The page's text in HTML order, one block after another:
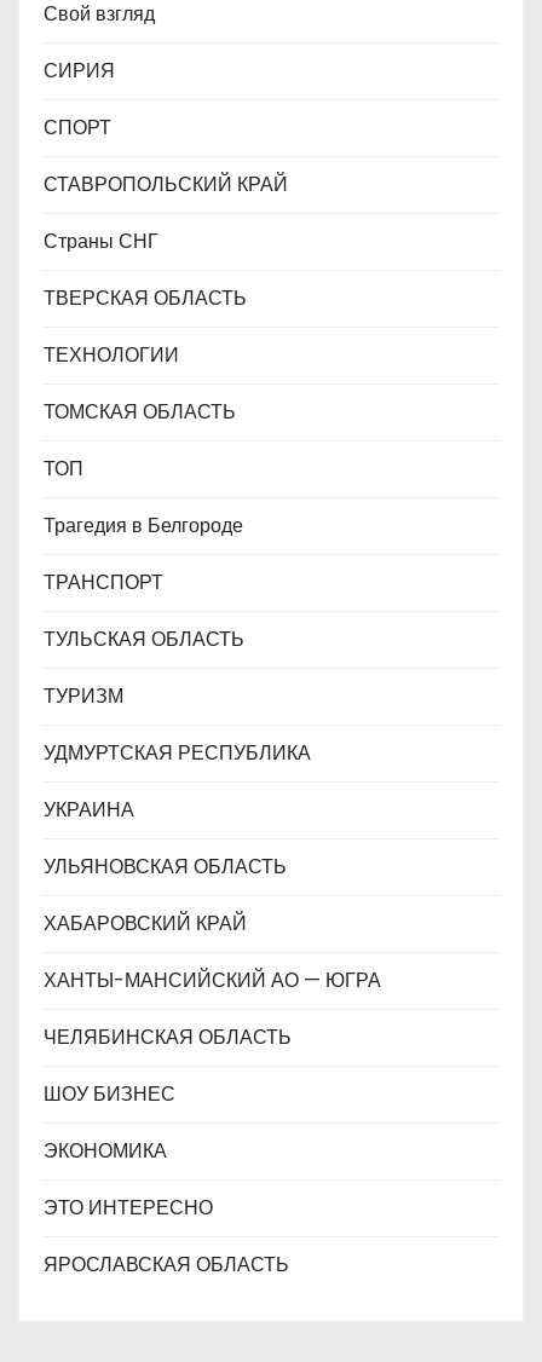
Свой взгляд
СИРИЯ
СПОРТ
СТАВРОПОЛЬСКИЙ КРАЙ
Страны СНГ
ТВЕРСКАЯ ОБЛАСТЬ
ТЕХНОЛОГИИ
ТОМСКАЯ ОБЛАСТЬ
ТОП
Трагедия в Белгороде
ТРАНСПОРТ
ТУЛЬСКАЯ ОБЛАСТЬ
ТУРИЗМ
УДМУРТСКАЯ РЕСПУБЛИКА
УКРАИНА
УЛЬЯНОВСКАЯ ОБЛАСТЬ
ХАБАРОВСКИЙ КРАЙ
ХАНТЫ-МАНСИЙСКИЙ АО — ЮГРА
ЧЕЛЯБИНСКАЯ ОБЛАСТЬ
ШОУ БИЗНЕС
ЭКОНОМИКА
ЭТО ИНТЕРЕСНО
ЯРОСЛАВСКАЯ ОБЛАСТЬ